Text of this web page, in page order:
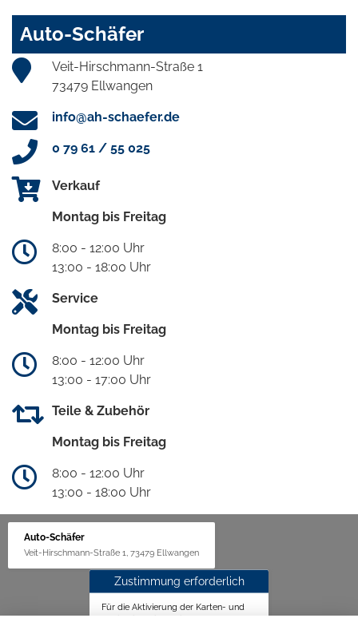
Auto-Schäfer
Veit-Hirschmann-Straße 1
73479 Ellwangen
info@ah-schaefer.de
0 79 61 / 55 025
Verkauf
Montag bis Freitag
8:00 - 12:00 Uhr
13:00 - 18:00 Uhr
Service
Montag bis Freitag
8:00 - 12:00 Uhr
13:00 - 17:00 Uhr
Teile & Zubehör
Montag bis Freitag
8:00 - 12:00 Uhr
13:00 - 18:00 Uhr
Auto-Schäfer
Veit-Hirschmann-Straße 1, 73479 Ellwangen
Zustimmung erforderlich
Für die Aktivierung der Karten- und
Navigationsdienste ist Ihre